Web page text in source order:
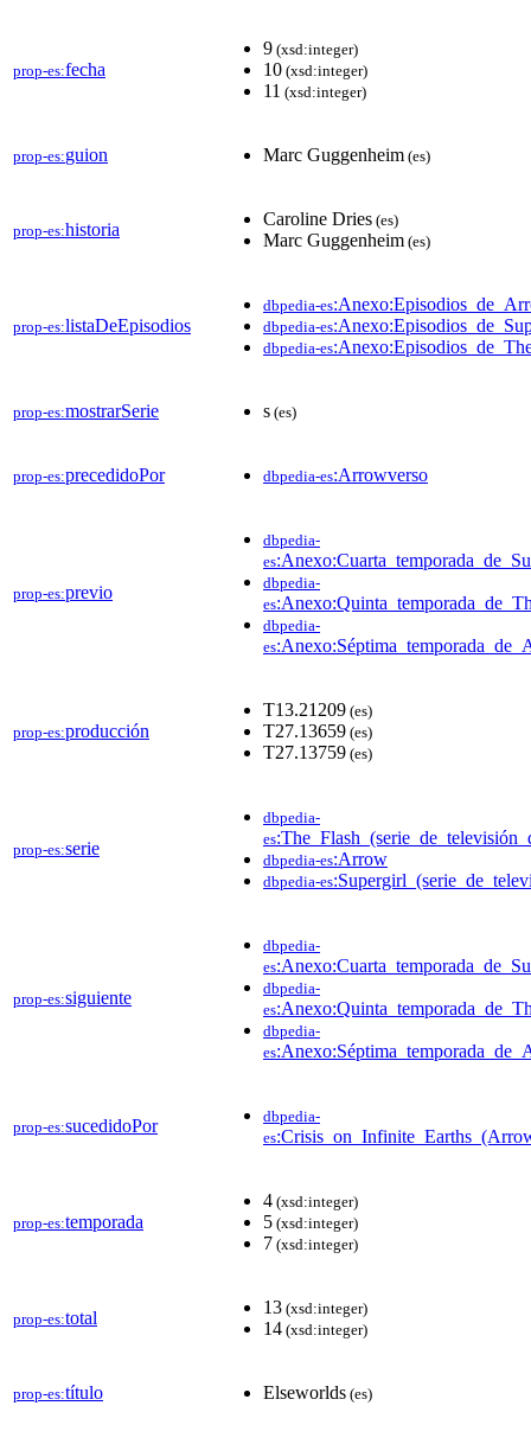
prop-es:fecha
9 (xsd:integer)
10 (xsd:integer)
11 (xsd:integer)
prop-es:guion Marc Guggenheim (es)
prop-es:historia
Caroline Dries (es)
Marc Guggenheim (es)
prop-es:listaDeEpisodios
dbpedia-es
dbpedia-es
dbpedia-es
prop-es:mostrarSerie s (es)
prop-es:precedidoPor dbpedia-es:Arrowverso
prop-es:previo
dbpedia-
es
dbpedia-
es
dbpedia-
es
prop-es:producción
T13.21209 (es)
T27.13659 (es)
T27.13759 (es)
prop-es:serie
dbpedia-
es
dbpedia-es:Arrow
dbpedia-es
prop-es:siguiente
dbpedia-
es
dbpedia-
es
dbpedia-
es
prop-es:sucedidoPor
dbpedia-
es
prop-es:temporada
4 (xsd:integer)
5 (xsd:integer)
7 (xsd:integer)
prop-es:total
13 (xsd:integer)
14 (xsd:integer)
prop-es:título Elseworlds (es)